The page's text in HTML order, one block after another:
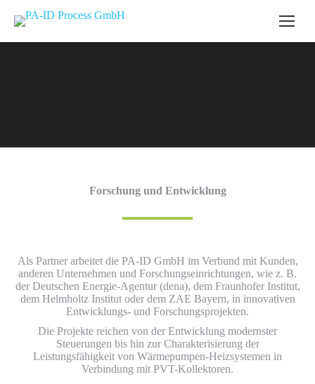
Forschung und Entwicklung
Als Partner arbeitet die PA-ID GmbH im Verbund mit Kunden,
anderen Unternehmen und Forschungseinrichtungen, wie z. B.
der Deutschen Energie-Agentur (dena), dem Fraunhofer Institut,
dem Helmholtz Institut oder dem ZAE Bayern, in innovativen
Entwicklungs- und Forschungsprojekten.
Die Projekte reichen von der Entwicklung modernster
Steuerungen bis hin zur Charakterisierung der
Leistungsfähigkeit von Wärmepumpen-Heizsystemen in
Verbindung mit PVT-Kollektoren.